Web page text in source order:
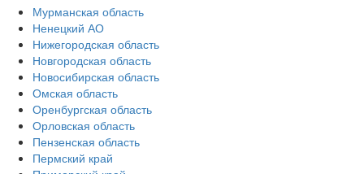
Мурманская область
Ненецкий АО
Нижегородская область
Новгородская область
Новосибирская область
Омская область
Оренбургская область
Орловская область
Пензенская область
Пермский край